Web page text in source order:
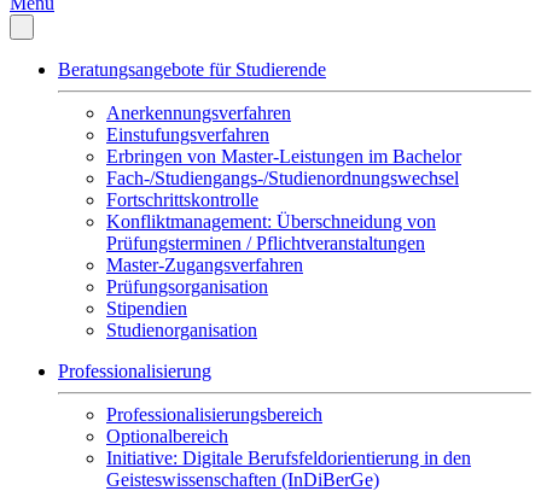
Beratungsangebote für Studierende
Anerkennungsverfahren
Einstufungsverfahren
Erbringen von Master-Leistungen im Bachelor
Fach-/Studiengangs-/Studienordnungswechsel
Fortschrittskontrolle
Konfliktmanagement: Überschneidung von
Prüfungsterminen / Pflichtveranstaltungen
Master-Zugangsverfahren
Prüfungsorganisation
Stipendien
Studienorganisation
Professionalisierung
Professionalisierungsbereich
Optionalbereich
Initiative: Digitale Berufsfeldorientierung in den
Geisteswissenschaften (InDiBerGe)